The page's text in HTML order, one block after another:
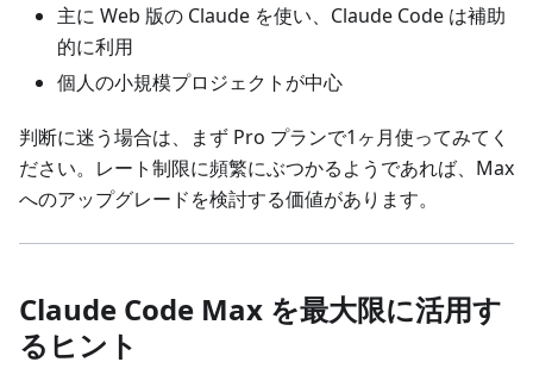
主に Web 版の Claude を使い、Claude Code は補助
的に利用
個人の小規模プロジェクトが中心
判断に迷う場合は、まず Pro プランで1ヶ月使ってみてく
ださい。レート制限に頻繁にぶつかるようであれば、Max
へのアップグレードを検討する価値があります。
Claude Code Max を最大限に活用す
るヒント